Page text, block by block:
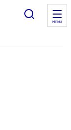
Ouvrir
MENU